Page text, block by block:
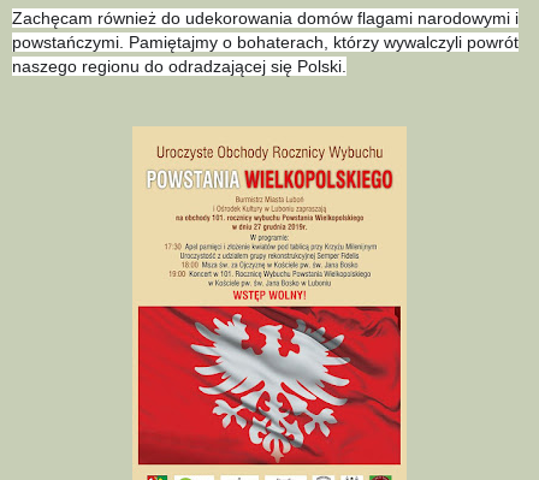
Zachęcam również do udekorowania domów flagami narodowymi i
powstańczymi. Pamiętajmy o bohaterach, którzy wywalczyli powrót
naszego regionu do odradzającej się Polski.